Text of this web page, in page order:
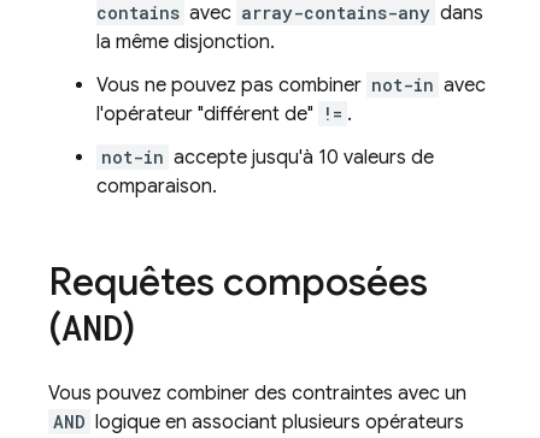
contains avec array-contains-any dans
la même disjonction.
Vous ne pouvez pas combiner not-in avec
l'opérateur "différent de"
!= .
not-in accepte jusqu'à 10 valeurs de
comparaison.
Requêtes composées
(AND)
Vous pouvez combiner des contraintes avec un
AND logique en associant plusieurs opérateurs